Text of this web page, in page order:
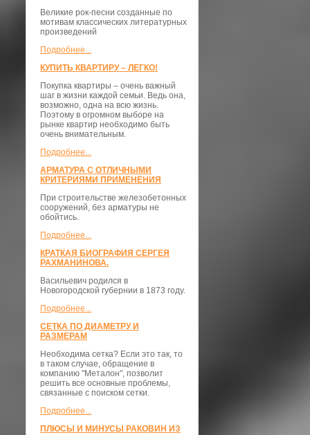
Великие рок-песни созданные по
мотивам классических литературных
произведений
Подробнее...
КУПИТЬ КВАРТИРУ – ЛЕГКО!
Покупка квартиры – очень важный
шаг в жизни каждой семьи. Ведь она,
возможно, одна на всю жизнь.
Поэтому в огромном выборе на
рынке квартир необходимо быть
очень внимательным.
Подробнее...
АРМАТУРА С ОТЛИЧНЫМИ
КРИТЕРИЯМИ ПРИМЕНЕНИЯ
При строительстве железобетонных
сооружений, без арматуры не
обойтись.
Подробнее...
КРАТКАЯ БИОГРАФИЯ СЕРГЕЯ
РАХМАНИНОВА.
Васильевич родился в
Новогородской губернии в 1873 году.
Подробнее...
СЕТКА ПО ДИАМЕТРУ И
РАЗМЕРАМ
Необходима сетка? Если это так, то
в таком случае, обращение в
компанию "Металон", позволит
решить все основные проблемы,
связанные с поиском сетки.
Подробнее...
ПЛЮСЫ И МИНУСЫ РАКОВИН ИЗ